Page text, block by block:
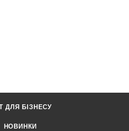
ДЛЯ БІЗНЕСУ
НОВИНКИ